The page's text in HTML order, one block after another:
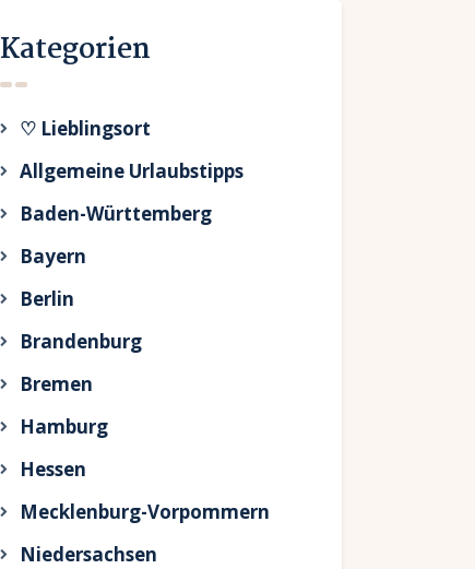
Kategorien
♡ Lieblingsort
Allgemeine Urlaubstipps
Baden-Württemberg
Bayern
Berlin
Brandenburg
Bremen
Hamburg
Hessen
Mecklenburg-Vorpommern
Niedersachsen